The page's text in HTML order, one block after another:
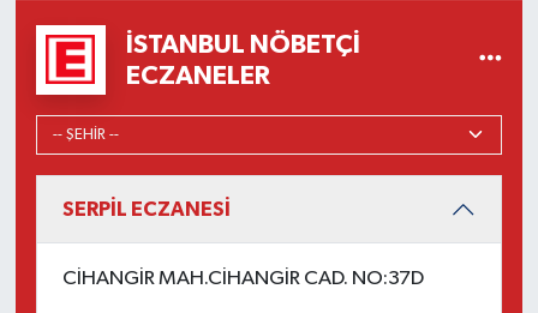
İSTANBUL NÖBETÇI
ECZANELER
SERPİL ECZANESİ
CİHANGİR MAH.CİHANGİR CAD. NO:37D